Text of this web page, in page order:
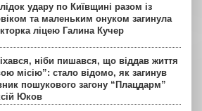
удару по Київщині разом із
та маленьким онуком загинула
ліцею Галина Кучер
ніби пишався, що віддав життя
місію”: стало відомо, як загинув
пошукового загону “Плацдарм”
Юков